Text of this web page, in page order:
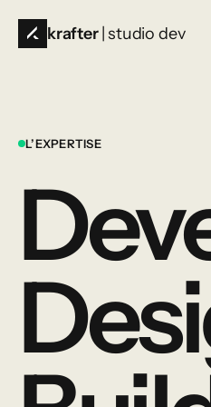
krafter | studio dev
L’EXPERTISE